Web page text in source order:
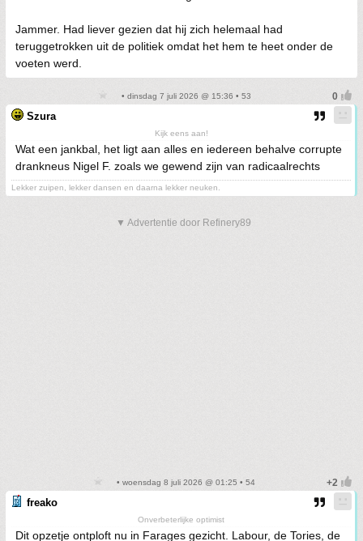
Jammer. Had liever gezien dat hij zich helemaal had
teruggetrokken uit de politiek omdat het hem te heet onder de
voeten werd.
• dinsdag 7 juli 2026 @ 15:36 • 53
Szura
Kijk eens aan!
Wat een jankbal, het ligt aan alles en iedereen behalve corrupte
drankneus Nigel F. zoals we gewend zijn van radicaalrechts
Lekker zuipen, lekker dansen en daarna lekker neuken.
▼ Advertentie door Refinery89
• woensdag 8 juli 2026 @ 01:25 • 54
freako
Onverbeterlijke optimist
Dit opzetje ontploft nu in Farages gezicht. Labour, de Tories, de